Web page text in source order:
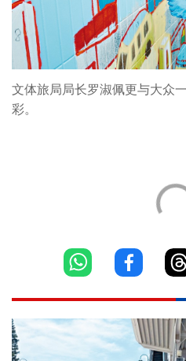
文体旅局局长罗淑佩更与大众
彩。